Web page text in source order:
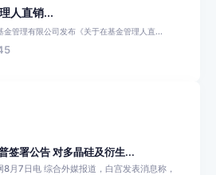
人直销...
管理有限公司发布《关于在基金管理人直...
签署公告 对多晶硅及衍生...
8月7日电 综合外媒报道，白宫发表消息称，